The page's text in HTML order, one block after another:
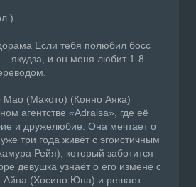
Если тебя полюбил босс
якудза, и он меня любит 1-8
(Макото) (Конно Аяка)
агентстве «Adraisa», где её
и дружелюбие. Она мечтает о
три года живёт с эгоистичным
Рейя), который заботится
девушка узнаёт о его измене с
Айна (Хосино Юна) и решает